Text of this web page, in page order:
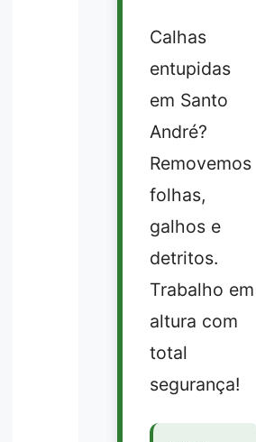
Calhas
entupidas
em Santo
André?
Removemos
folhas,
galhos e
detritos.
Trabalho em
altura com
total
segurança!